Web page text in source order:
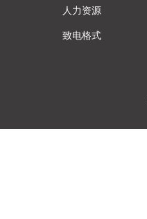
人力资源
致电格式